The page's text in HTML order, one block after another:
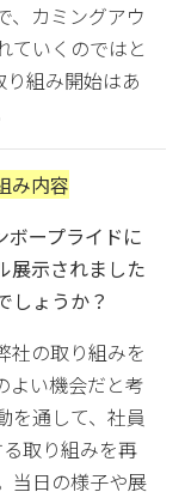
、カミングアウ
ていくのではと
組み開始はあ
み内容
ボープライドに
展示されました
しょうか？
社の取り組みを
よい機会だと考
を通して、社員
取り組みを再
当日の様子や展